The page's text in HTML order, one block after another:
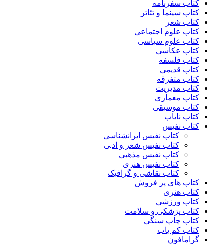
کتاب سفرنامه
کتاب سینما و تئاتر
کتاب شعر
کتاب علوم اجتماعی
کتاب علوم سیاسی
کتاب عکاسی
کتاب فلسفه
کتاب قدیمی
کتاب متفرقه
کتاب مدیریت
کتاب معماری
کتاب موسیقی
کتاب نایاب
کتاب نفیس
کتاب نفیس ایرانشناسی
کتاب نفیس شعر و ادبی
کتاب نفیس مذهبی
کتاب نفیس هنری
کتاب نقاشی و گرافیک
کتاب های پر فروش
کتاب هنری
کتاب ورزشی
کتاب پزشکی و سلامت
کتاب چاپ سنگی
کتاب کم یاب
گرامافون